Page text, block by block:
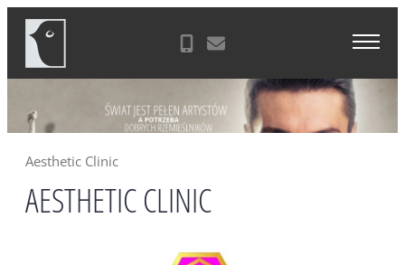
Skip
content
Agencja Reklamowa Zielona Góra
Aesthetic Clinic
AESTHETIC CLINIC